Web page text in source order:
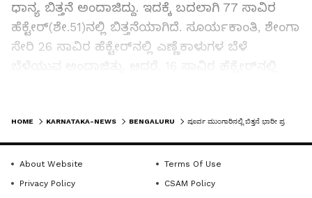
ಧಾನ್ಯ ಬಿತ್ತನೆ ಅಂದಾಜಿದ್ದು. ಇದಕ್ಕೆ ಬದಲಾಗಿ 77 ಸಾವಿರ
ಹೆಕ್ಟೇರ್‌(ಶೇ.51)ನಲ್ಲಿ ಬಿತ್ತನೆಯಾಗಿದೆ. ಸೂರ್ಯಕಾಂತಿ, ಶೇಂಗಾ
ಸೇರಿ 26 ಸಾವಿರ ಹೆಕ್ಟೇರ್‌ನಲ್ಲಿ ಎಣ್ಣೆಕಾಳುಗಳ ಬೆಳೆ
ಪೂರ್ವ ಮುಂಗಾರಿನಲ್ಲಿ ಕೊಪ್ಪಳ ಜಿಲ್ಲೆಯಲ್ಲಿ 16 ಸಾವಿರ
ಹೆಕ್ಟೇರ್‌ ಬಿತ್ತನೆ ಗುರಿ ಇದ್ದು, 28 ಸಾವಿರ ಹೆಕ್ಟೇರ್‌ನಲ್ಲಿ
HOME KARNATAKA-NEWS BENGALURU
About Website
Terms Of Use
Privacy Policy
CSAM Policy